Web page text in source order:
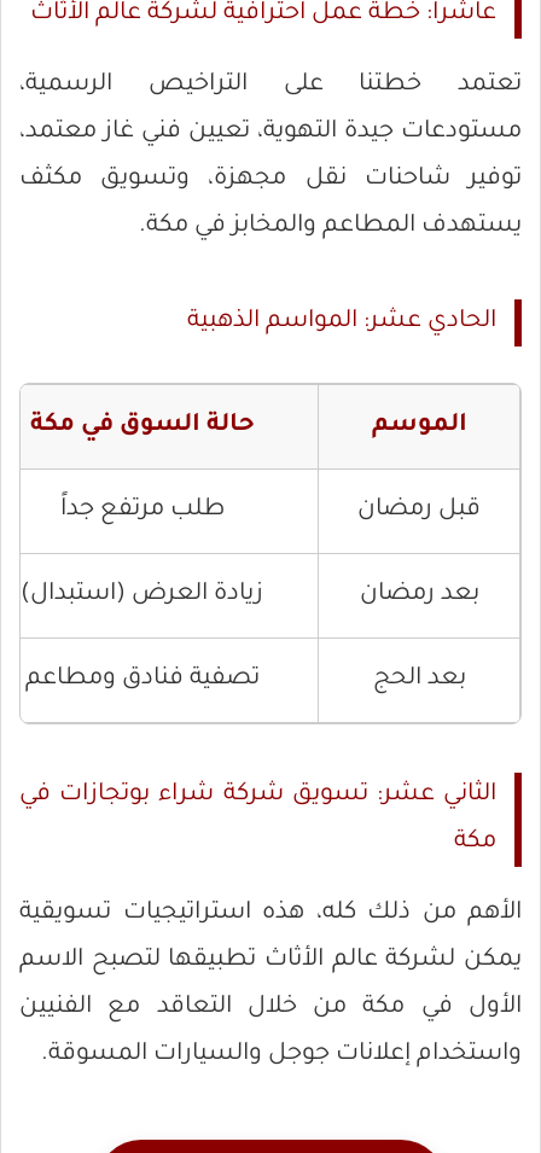
عاشراً: خطة عمل احترافية لشركة عالم الأثاث
تعتمد خطتنا على التراخيص الرسمية،
مستودعات جيدة التهوية، تعيين فني غاز معتمد،
توفير شاحنات نقل مجهزة، وتسويق مكثف
يستهدف المطاعم والمخابز في مكة.
الحادي عشر: المواسم الذهبية
الموسم حالة السوق في مكة
قبل رمضان طلب مرتفع جداً
بعد رمضان زيادة العرض (استبدال)
بعد الحج تصفية فنادق ومطاعم
الثاني عشر: تسويق شركة شراء بوتجازات في
مكة
الأهم من ذلك كله، هذه استراتيجيات تسويقية
يمكن لشركة عالم الأثاث تطبيقها لتصبح الاسم
الأول في مكة من خلال التعاقد مع الفنيين
واستخدام إعلانات جوجل والسيارات المسوقة.